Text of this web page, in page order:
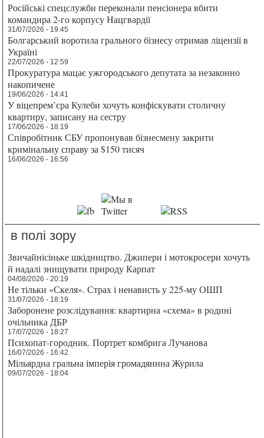
Російські спецслужби переконали пенсіонера вбити
командира 2-го корпусу Нацгвардії
31/07/2026 - 19:45
Болгарський воротила грального бізнесу отримав ліцензії в
Україні
22/07/2026 - 12:59
Прокуратура мацає ужгородського депутата за незаконно
накопичене
19/06/2026 - 14:41
У віцепрем’єра Кулеби хочуть конфіскувати столичну
квартиру, записану на сестру
17/06/2026 - 18:19
Співробітник СБУ пропонував бізнесмену закрити
кримінальну справу за $150 тисяч
16/06/2026 - 16:56
в полі зору
Звичайнісіньке шкідництво. Джипери і мотокросери хочуть
й надалі знищувати природу Карпат
04/08/2026 - 20:19
Не тільки «Скеля». Страх і ненависть у 225-му ОШП
31/07/2026 - 18:19
Заборонене розслідування: квартирна «схема» в родині
очільника ДБР
17/07/2026 - 18:27
Психопат-городник. Портрет комбрига Лучанова
16/07/2026 - 16:42
Мільярдна гральна імперія громадянина Журила
09/07/2026 - 18:04